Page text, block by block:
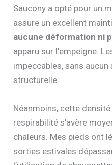
Saucony a opté pour un
assure un excellent
aucune déformation ni
apparu sur l’empeigne.
impeccables, sans
structurelle.
Néanmoins, cette
respirabilité s’avère
chaleurs. Mes pieds ont
sorties estivales